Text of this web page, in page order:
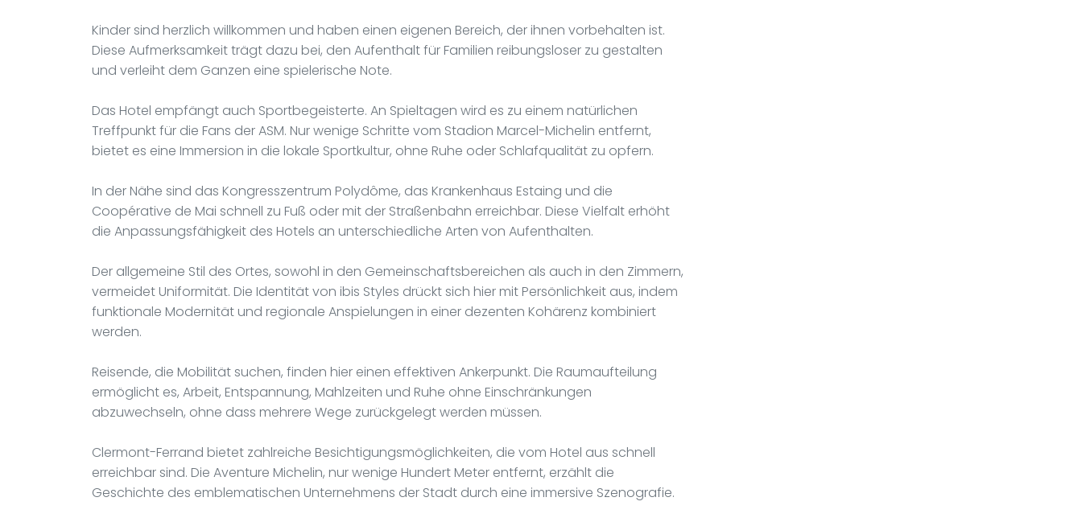
Kinder sind herzlich willkommen und haben einen eigenen Bereich, der ihnen vorbehalten ist.
Diese Aufmerksamkeit trägt dazu bei, den Aufenthalt für Familien reibungsloser zu gestalten
und verleiht dem Ganzen eine spielerische Note.
Das Hotel empfängt auch Sportbegeisterte. An Spieltagen wird es zu einem natürlichen
Treffpunkt für die Fans der ASM. Nur wenige Schritte vom Stadion Marcel-Michelin entfernt,
bietet es eine Immersion in die lokale Sportkultur, ohne Ruhe oder Schlafqualität zu opfern.
In der Nähe sind das Kongresszentrum Polydôme, das Krankenhaus Estaing und die
Coopérative de Mai schnell zu Fuß oder mit der Straßenbahn erreichbar. Diese Vielfalt erhöht
die Anpassungsfähigkeit des Hotels an unterschiedliche Arten von Aufenthalten.
Der allgemeine Stil des Ortes, sowohl in den Gemeinschaftsbereichen als auch in den Zimmern,
vermeidet Uniformität. Die Identität von ibis Styles drückt sich hier mit Persönlichkeit aus, indem
funktionale Modernität und regionale Anspielungen in einer dezenten Kohärenz kombiniert
werden.
Reisende, die Mobilität suchen, finden hier einen effektiven Ankerpunkt. Die Raumaufteilung
ermöglicht es, Arbeit, Entspannung, Mahlzeiten und Ruhe ohne Einschränkungen
abzuwechseln, ohne dass mehrere Wege zurückgelegt werden müssen.
Clermont-Ferrand bietet zahlreiche Besichtigungsmöglichkeiten, die vom Hotel aus schnell
erreichbar sind. Die Aventure Michelin, nur wenige Hundert Meter entfernt, erzählt die
Geschichte des emblematischen Unternehmens der Stadt durch eine immersive Szenografie.